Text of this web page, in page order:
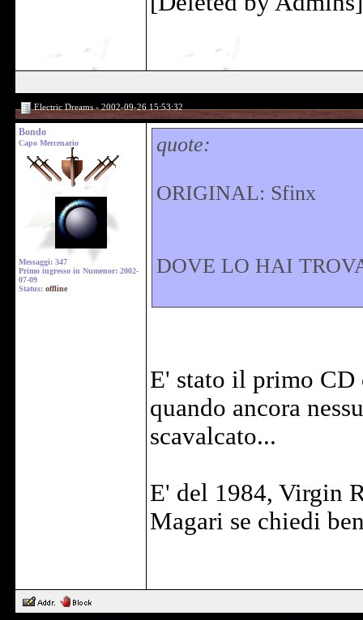
Electric Dreams - 2002-09-26 15:53:32
Bondo
Capo Mercenario
Messaggi: 347
Primo ingresso in Numenor: 2002-
07-09
Status: offline
quote:
ORIGINAL: Sfinx
DOVE LO HAI
E' stato il primo CD
quando ancora
scavalcato...
E' del 1984, Virgin
Magari se chiedi